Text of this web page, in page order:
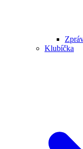
Klubíčka